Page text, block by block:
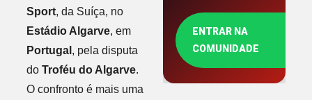
Sport, da Suíça, no
Estádio Algarve, em
Portugal , pela disputa
do Troféu do Algarve.
O confronto é mais uma
ENTRAR NA
COMUNIDADE